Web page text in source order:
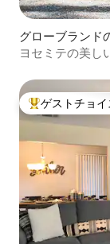
グローブランド
ヨセミテの美し
大好評のゲスト
ゲストチョイ